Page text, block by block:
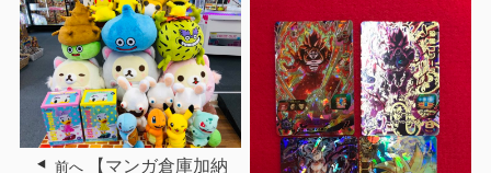
前へ
【マンガ倉庫加納